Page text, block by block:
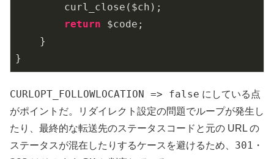
        curl_close($ch);
return $code;
    }
}
CURLOPT_FOLLOWLOCATION => false にしている点
がポイントだ。リダイレクト設定の問題でループが発生し
たり、最終的な転送先のステータスコードと元の URL の
ステータスが混在したりするケースを避けるため、 301 ・